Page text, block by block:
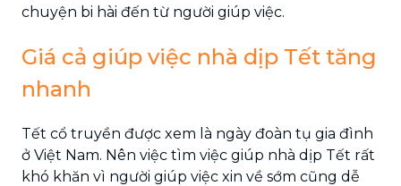
chuyện bi hài đến từ người giúp việc.
Giá cả giúp việc nhà dịp Tết tăng
nhanh
Tết cổ truyền được xem là ngày đoàn tụ gia đình
ở Việt Nam. Nên việc tìm việc giúp nhà dịp Tết rất
khó khăn vì người giúp việc xin về sớm cũng dễ